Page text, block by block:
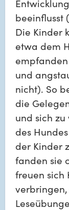
beeinflusst
Die Kinder
etwa dem
und
nicht). So
die
und sich
des
der Kinder
fanden sie
freuen sich